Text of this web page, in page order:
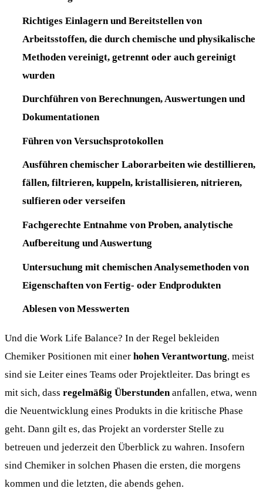
Richtiges Einlagern und Bereitstellen von
Arbeitsstoffen, die durch chemische und physikalische
Methoden vereinigt, getrennt oder auch gereinigt
wurden
Durchführen von Berechnungen, Auswertungen und
Dokumentationen
Führen von Versuchsprotokollen
Ausführen chemischer Laborarbeiten wie destillieren,
fällen, filtrieren, kuppeln, kristallisieren, nitrieren,
sulfieren oder verseifen
Fachgerechte Entnahme von Proben, analytische
Aufbereitung und Auswertung
Untersuchung mit chemischen Analysemethoden von
Eigenschaften von Fertig- oder Endprodukten
Ablesen von Messwerten
Und die Work Life Balance? In der Regel bekleiden
Chemiker Positionen mit einer hohen Verantwortung, meist
sind sie Leiter eines Teams oder Projektleiter. Das bringt es
mit sich, dass regelmäßig Überstunden anfallen, etwa, wenn
die Neuentwicklung eines Produkts in die kritische Phase
geht. Dann gilt es, das Projekt an vorderster Stelle zu
betreuen und jederzeit den Überblick zu wahren. Insofern
sind Chemiker in solchen Phasen die ersten, die morgens
kommen und die letzten, die abends gehen.